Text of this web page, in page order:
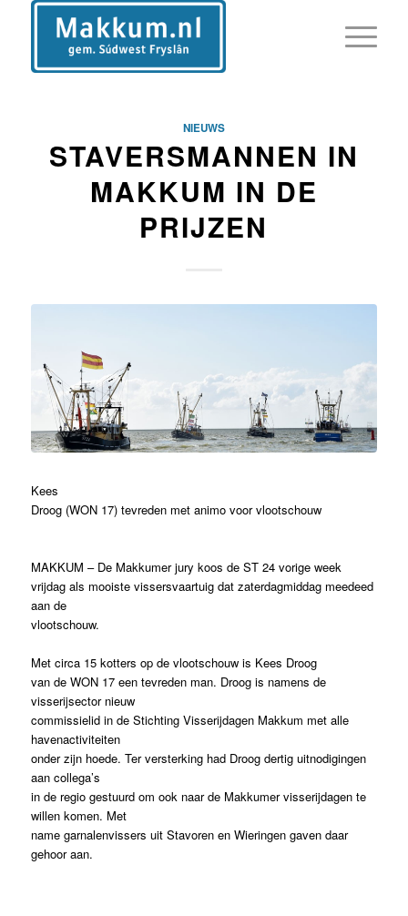
NIEUWS
STAVERSMANNEN IN
MAKKUM IN DE
PRIJZEN
Kees
Droog (WON 17) tevreden met animo voor vlootschouw
MAKKUM – De Makkumer jury koos de ST 24 vorige week
vrijdag als mooiste vissersvaartuig dat zaterdagmiddag meedeed
aan de
vlootschouw.
Met circa 15 kotters op de vlootschouw is Kees Droog
van de WON 17 een tevreden man. Droog is namens de
visserijsector nieuw
commissielid in de Stichting Visserijdagen Makkum met alle
havenactiviteiten
onder zijn hoede. Ter versterking had Droog dertig uitnodigingen
aan collega’s
in de regio gestuurd om ook naar de Makkumer visserijdagen te
willen komen. Met
name garnalenvissers uit Stavoren en Wieringen gaven daar
gehoor aan.